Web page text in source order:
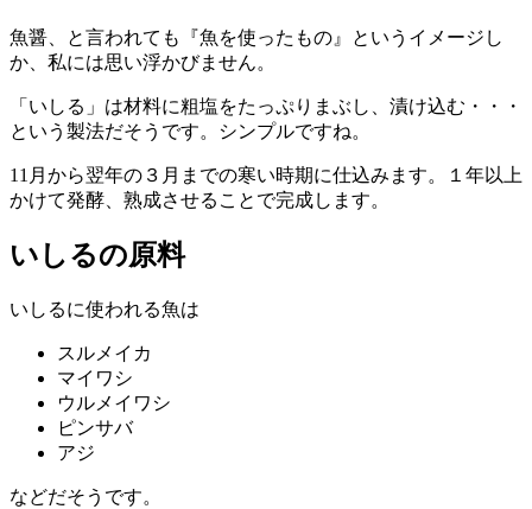
魚醤、と言われても『魚を使ったもの』というイメージし
か、私には思い浮かびません。
「いしる」は材料に粗塩をたっぷりまぶし、漬け込む・・・
という製法だそうです。シンプルですね。
11月から翌年の３月までの寒い時期に仕込みます。１年以上
かけて発酵、熟成させることで完成します。
いしるの原料
いしるに使われる魚は
スルメイカ
マイワシ
ウルメイワシ
ピンサバ
アジ
などだそうです。